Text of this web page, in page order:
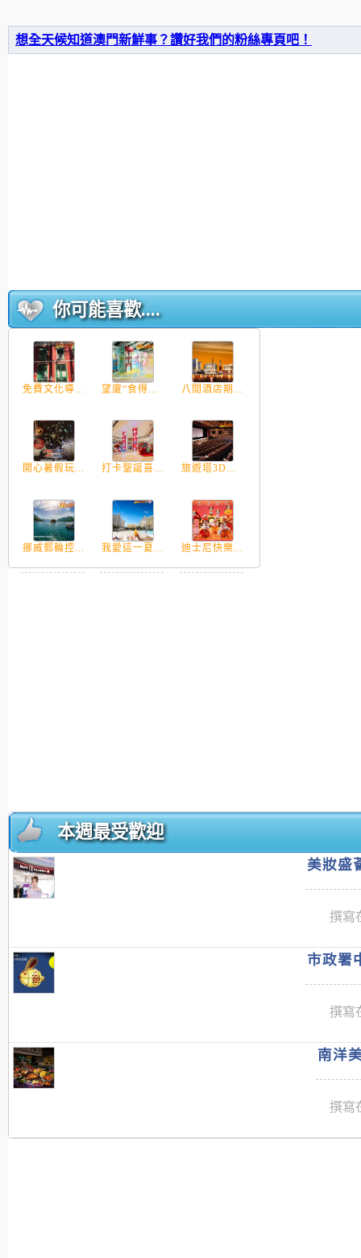
想全天候知道澳門新鮮事？讚好我們的粉絲專頁吧！
你可能喜歡....
免費文化導... 望廈“食得... 八間酒店期...
開心暑假玩... 打卡聖誕喜... 旅遊塔3D...
挪威郵輪控... 我愛這一夏... 迪士尼快樂...
本週最受歡迎
美妝盛
撰寫
市政署
撰寫
南洋
撰寫